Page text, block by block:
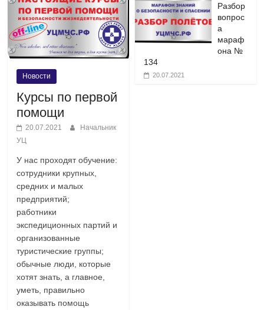
Новости
Курсы по первой
помощи
20.07.2021
Начальник
УЦ
У нас проходят обучение:
сотрудники крупных,
средних и малых
предприятий;
работники
экспедиционных партий и
организованные
туристические группы;
обычные люди, которые
хотят знать, а главное,
уметь, правильно
оказывать помощь
Разбор
вопрос
а
мараф
она №
134
20.07.2021